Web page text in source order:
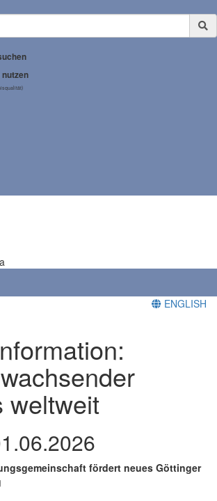
ENGLISH
weltweit
fördert neues Göttinger